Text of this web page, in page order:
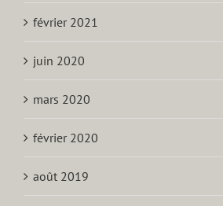
février 2021
juin 2020
mars 2020
février 2020
août 2019